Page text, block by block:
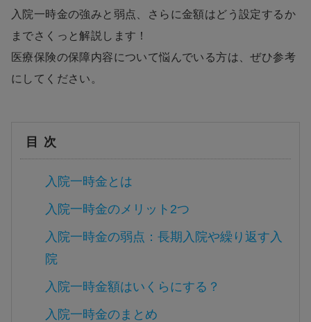
入院一時金の強みと弱点、さらに金額はどう設定するか
までさくっと解説します！
医療保険の保障内容について悩んでいる方は、ぜひ参考
にしてください。
目次
入院一時金とは
入院一時金のメリット2つ
入院一時金の弱点：長期入院や繰り返す入
院
入院一時金額はいくらにする？
入院一時金のまとめ